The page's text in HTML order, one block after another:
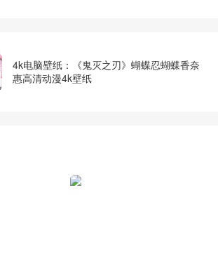
4k电脑壁纸：《鬼灭之刃》蝴蝶忍蝴蝶香奈
惠高清动漫4k壁纸